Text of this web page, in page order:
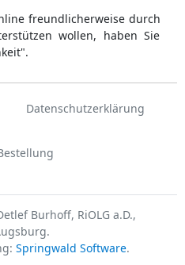
freundlicherweise durch
wollen, haben Sie
Datenschutzerklärung
Burhoff, RiOLG a.D.,
Springwald Software.